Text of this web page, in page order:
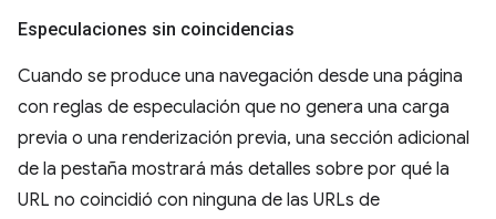
Especulaciones sin coincidencias
Cuando se produce una navegación desde una página
con reglas de especulación que no genera una carga
previa o una renderización previa, una sección adicional
de la pestaña mostrará más detalles sobre por qué la
URL no coincidió con ninguna de las URLs de